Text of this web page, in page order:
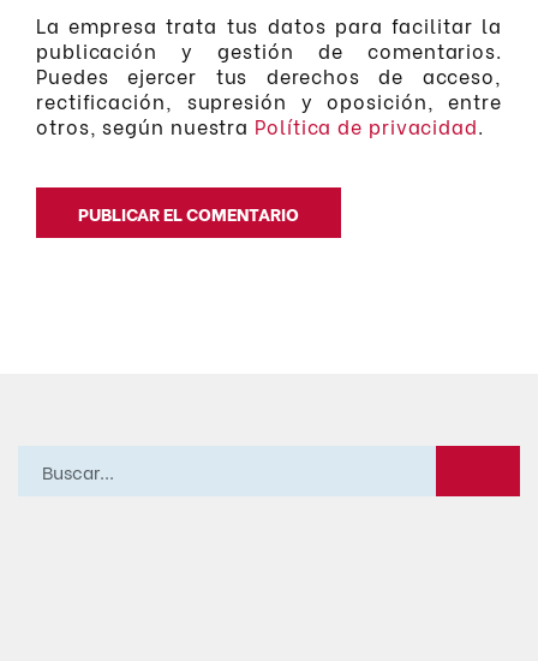
La empresa trata tus datos para facilitar la
publicación y gestión de comentarios.
Puedes ejercer tus derechos de acceso,
rectificación, supresión y oposición, entre
otros, según nuestra Política de privacidad